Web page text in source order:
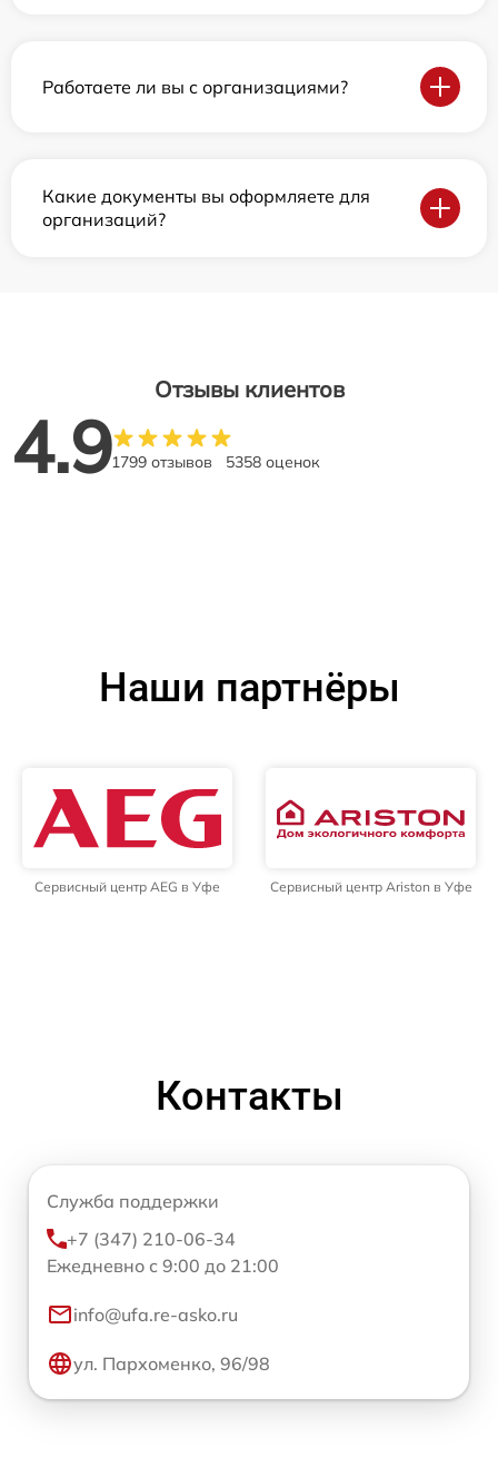
Работаете ли вы с организациями?
Какие документы вы оформляете для
организаций?
Отзывы клиентов
4.91799 отзывов 5358 оценок
Наши партнёры
Сервисный центр AEG в Уфе Сервисный центр Ariston в Уфе
Контакты
Служба поддержки
+7 (347) 210-06-34
Ежедневно с 9:00 до 21:00
info@ufa.re-asko.ru
ул. Пархоменко, 96/98